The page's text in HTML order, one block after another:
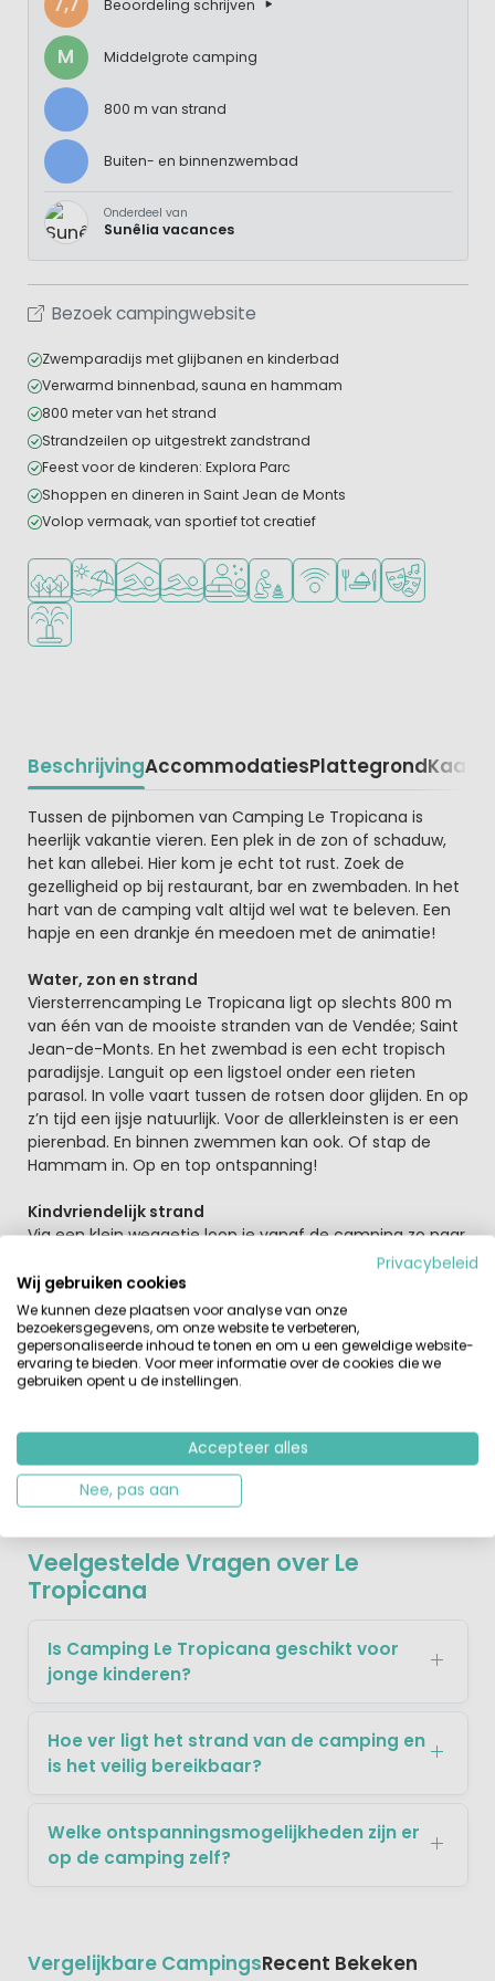
Beoordeling schrijven
M Middelgrote camping
800 m van strand
Buiten- en binnenzwembad
Onderdeel van
Sunêlia vacances
Bezoek campingwebsite
Zwemparadijs met glijbanen en kinderbad
Verwarmd binnenbad, sauna en hammam
800 meter van het strand
Strandzeilen op uitgestrekt zandstrand
Feest voor de kinderen: Explora Parc
Shoppen en dineren in Saint Jean de Monts
Volop vermaak, van sportief tot creatief
Ligt in een bosrijke omgeving
Ligt bij strand en zee
Overdekt zwembad
Openlucht zwembad
Wellnessfaciliteiten
Aanbevolen voor jonge kinderen
WiFi beschikbaar
Restaurant of
Waterspeeltuin
BeschrijvingAccommodatiesPlattegrondKaart
Beschrijving
Tussen de pijnbomen van Camping Le Tropicana is
heerlijk vakantie vieren. Een plek in de zon of schaduw,
het kan allebei. Hier kom je echt tot rust. Zoek de
gezelligheid op bij restaurant, bar en zwembaden. In het
hart van de camping valt altijd wel wat te beleven. Een
hapje en een drankje én meedoen met de animatie!
Water, zon en strand
Viersterrencamping Le Tropicana ligt op slechts 800 m
van één van de mooiste stranden van de Vendée; Saint
Jean-de-Monts. En het zwembad is een echt tropisch
paradijsje. Languit op een ligstoel onder een rieten
parasol. In volle vaart tussen de rotsen door glijden. En op
z’n tijd een ijsje natuurlijk. Voor de allerkleinsten is er een
pierenbad. En binnen zwemmen kan ook. Of stap de
Hammam in. Op en top ontspanning!
Kindvriendelijk strand
Via een klein weggetje loop je vanaf de camping zo naar
het strand. Alle ruimte om heerlijk te ravotten in het
zand. Bouw een zandkasteel, ga lekker pootjebaden of
gewoon lekker zonnen. De zee is lang ondiep. Je hebt
geen kind aan de kleintjes. Ze spelen op hun gemak in de
branding met emmertjes en schepjes.
Begin de dag de dag met kraakverse croissants. Een
Camping Le Tropicana is het heerlijk relaxed. Daarna is
het tijd voor al het moois van de Vendée.
Veelgestelde Vragen over Le
Tropicana
Is Camping Le Tropicana geschikt voor
jonge kinderen?
Hoe ver ligt het strand van de camping en
is het veilig bereikbaar?
Welke ontspanningsmogelijkheden zijn er
op de camping zelf?
Vergelijkbare CampingsRecent Bekeken
Privacybeleid
Wij gebruiken cookies
We kunnen deze plaatsen voor analyse van onze
bezoekersgegevens, om onze website te verbeteren,
gepersonaliseerde inhoud te tonen en om u een geweldige website-
ervaring te bieden. Voor meer informatie over de cookies die we
gebruiken opent u de instellingen.
Accepteer alles
Nee, pas aan